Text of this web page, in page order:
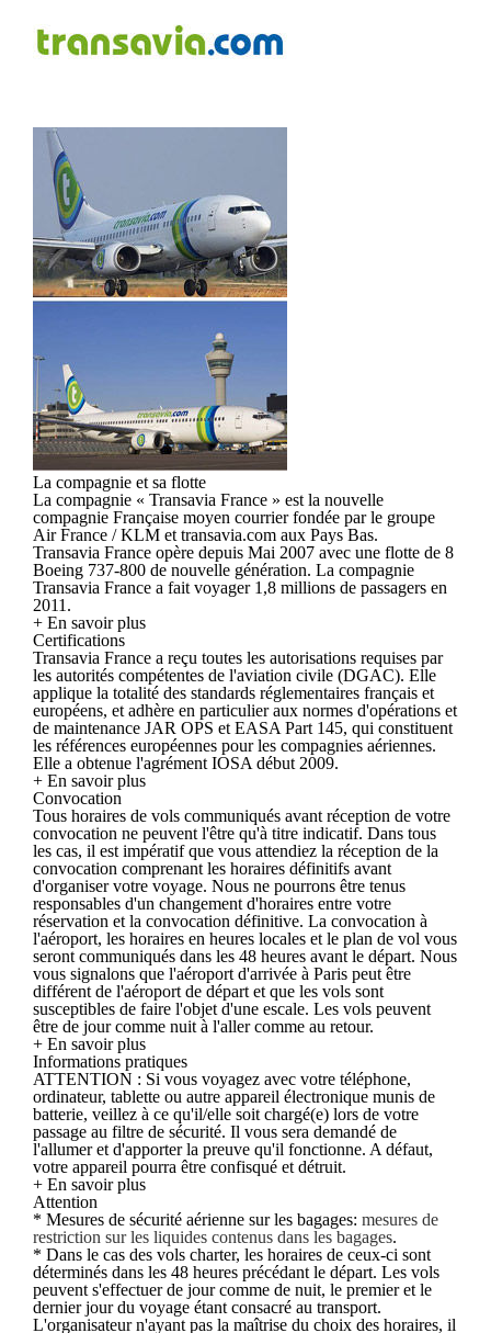
La compagnie et sa flotte
La compagnie « Transavia France » est la nouvelle
compagnie Française moyen courrier fondée par le groupe
Air France / KLM et transavia.com aux Pays Bas.
Transavia France opère depuis Mai 2007 avec une flotte de 8
Boeing 737-800 de nouvelle génération. La compagnie
Transavia France a fait voyager 1,8 millions de passagers en
2011.
+ En savoir plus
Certifications
Transavia France a reçu toutes les autorisations requises par
les autorités compétentes de l'aviation civile (DGAC). Elle
applique la totalité des standards réglementaires français et
européens, et adhère en particulier aux normes d'opérations et
de maintenance JAR OPS et EASA Part 145, qui constituent
les références européennes pour les compagnies aériennes.
Elle a obtenue l'agrément IOSA début 2009.
+ En savoir plus
Convocation
Tous horaires de vols communiqués avant réception de votre
convocation ne peuvent l'être qu'à titre indicatif. Dans tous
les cas, il est impératif que vous attendiez la réception de la
convocation comprenant les horaires définitifs avant
d'organiser votre voyage. Nous ne pourrons être tenus
responsables d'un changement d'horaires entre votre
réservation et la convocation définitive. La convocation à
l'aéroport, les horaires en heures locales et le plan de vol vous
seront communiqués dans les 48 heures avant le départ. Nous
vous signalons que l'aéroport d'arrivée à Paris peut être
différent de l'aéroport de départ et que les vols sont
susceptibles de faire l'objet d'une escale. Les vols peuvent
être de jour comme nuit à l'aller comme au retour.
+ En savoir plus
Informations pratiques
ATTENTION : Si vous voyagez avec votre téléphone,
ordinateur, tablette ou autre appareil électronique munis de
batterie, veillez à ce qu'il/elle soit chargé(e) lors de votre
passage au filtre de sécurité. Il vous sera demandé de
l'allumer et d'apporter la preuve qu'il fonctionne. A défaut,
votre appareil pourra être confisqué et détruit.
+ En savoir plus
Attention
* Mesures de sécurité aérienne sur les bagages: mesures de
restriction sur les liquides contenus dans les bagages.
* Dans le cas des vols charter, les horaires de ceux-ci sont
déterminés dans les 48 heures précédant le départ. Les vols
peuvent s'effectuer de jour comme de nuit, le premier et le
dernier jour du voyage étant consacré au transport.
L'organisateur n'ayant pas la maîtrise du choix des horaires, il